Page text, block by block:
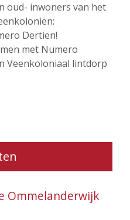
oud- inwoners van het
Dertien!
met Numero
Veenkoloniaal lintdorp
Ommelanderwijk